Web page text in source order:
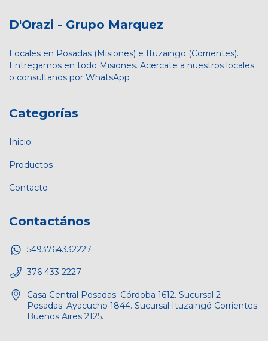
D'Orazi - Grupo Marquez
Locales en Posadas (Misiones) e Ituzaingo (Corrientes).
Entregamos en todo Misiones. Acercate a nuestros locales
o consultanos por WhatsApp
Categorías
Inicio
Productos
Contacto
Contactános
5493764332227
376 433 2227
Casa Central Posadas: Córdoba 1612. Sucursal 2
Posadas: Ayacucho 1844. Sucursal Ituzaingó Corrientes:
Buenos Aires 2125.